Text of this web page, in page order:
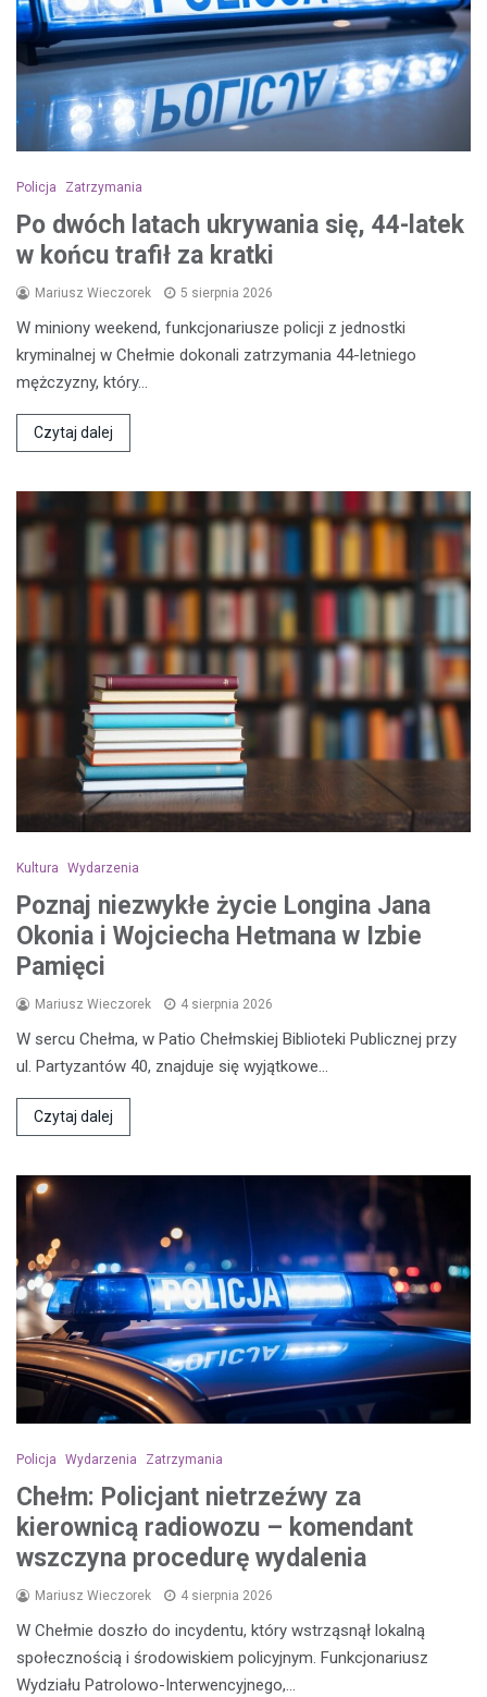
Policja Zatrzymania
Po dwóch latach ukrywania się, 44-latek
w końcu trafił za kratki
Mariusz Wieczorek 5 sierpnia 2026
W miniony weekend, funkcjonariusze policji z jednostki
kryminalnej w Chełmie dokonali zatrzymania 44-letniego
mężczyzny, który…
Czytaj dalej
Kultura Wydarzenia
Poznaj niezwykłe życie Longina Jana
Okonia i Wojciecha Hetmana w Izbie
Pamięci
Mariusz Wieczorek 4 sierpnia 2026
W sercu Chełma, w Patio Chełmskiej Biblioteki Publicznej przy
ul. Partyzantów 40, znajduje się wyjątkowe…
Czytaj dalej
Policja Wydarzenia Zatrzymania
Chełm: Policjant nietrzeźwy za
kierownicą radiowozu – komendant
wszczyna procedurę wydalenia
Mariusz Wieczorek 4 sierpnia 2026
W Chełmie doszło do incydentu, który wstrząsnął lokalną
społecznością i środowiskiem policyjnym. Funkcjonariusz
Wydziału Patrolowo-Interwencyjnego,…